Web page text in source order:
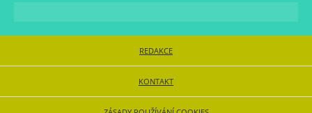
REDAKCE
KONTAKT